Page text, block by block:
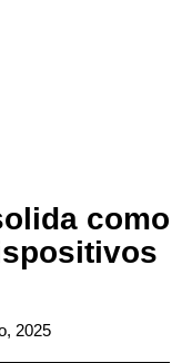
como
2025